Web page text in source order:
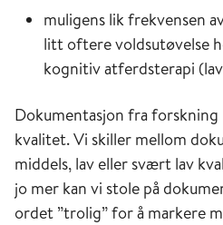
muligens lik frekvensen
litt oftere voldsutøvelse
kognitiv atferdsterapi
Dokumentasjon fra
kvalitet. Vi skiller mellom
middels, lav eller svært lav
jo mer kan vi stole på
ordet ”trolig” for å markere